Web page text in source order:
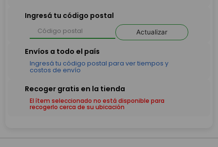
Ingresá tu código postal
Actualizar
El ítem seleccionado no está disponible para
recogerlo cerca de su ubicación